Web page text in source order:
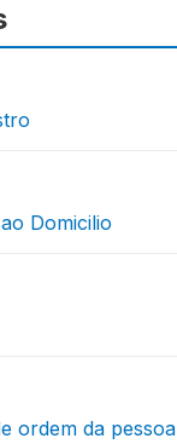
Domicilio
ordem da pessoa